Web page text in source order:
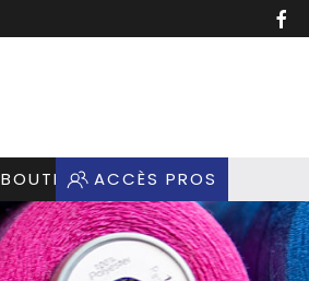
BOUTIQUEACCÈS PROS